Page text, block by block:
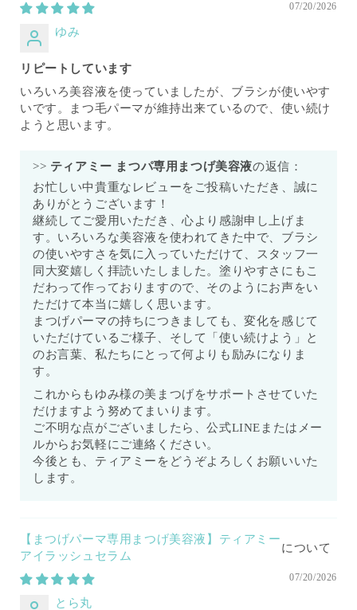
07/20/2026
ゆみ
リピートしています
いろいろ美容液を使っていましたが、ブラシが使いやす
いです。まつ毛パーマが維持出来ているので、使い続け
ようと思います。
>> ティアミー まつパ専用まつげ美容液の返信：
お忙しい中貴重なレビューをご投稿いただき、誠に
ありがとうございます！
継続してご愛用いただき、心より感謝申し上げま
す。いろいろな美容液を使われてきた中で、ブラシ
の使いやすさを気に入っていただけて、スタッフ一
同大変嬉しく拝読いたしました。塗りやすさにもこ
だわって作っておりますので、そのようにお声をい
ただけて本当に嬉しく思います。
まつげパーマの持ちにつきましても、変化を感じて
いただけているご様子、そして「使い続けよう」と
のお言葉、私たちにとって何よりも励みになりま
す。
これからもゆみ様の美まつげをサポートさせていた
だけますよう努めてまいります。
ご不明な点がございましたら、公式LINEまたはメー
ルからお気軽にご連絡ください。
今後とも、ティアミーをどうぞよろしくお願いいた
します。
【まつげパーマ専用まつげ美容液】ティアミー
アイラッシュセラム
07/20/2026
とら丸